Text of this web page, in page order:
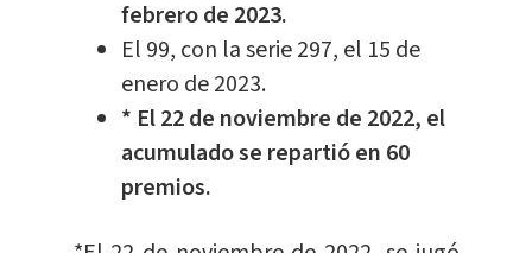
febrero de 2023.
El 99, con la serie 297, el 15 de
enero de 2023.
* El 22 de noviembre de 2022, el
acumulado se repartió en 60
premios.